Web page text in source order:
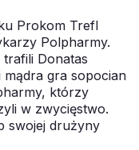
Prokom Trefl
Polpharmy.
Donatas
mądra gra sopocian
którzy
w zwycięstwo.
swojej drużyny